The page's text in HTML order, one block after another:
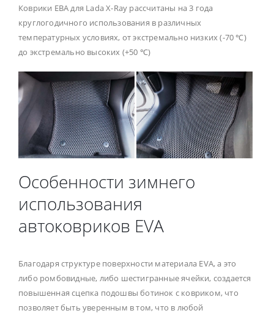
Коврики ЕВА для Lada X-Ray рассчитаны на 3 года
круглогодичного использования в различных
температурных условиях, от экстремально низких (-70 ℃)
до экстремально высоких (+50 ℃)
Особенности зимнего
использования
автоковриков EVA
Благодаря структуре поверхности материала EVA, а это
либо ромбовидные, либо шестигранные ячейки, создается
повышенная сцепка подошвы ботинок с ковриком, что
позволяет быть уверенным в том, что в любой